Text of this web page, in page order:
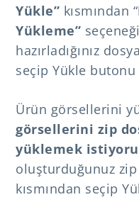
Yükle” kısmından “
Yükleme”
hazırladığınız
seçip Yükle
Ürün görsellerini
görsellerini zip
yüklemek
oluşturduğunuz zip
kısmından seçip